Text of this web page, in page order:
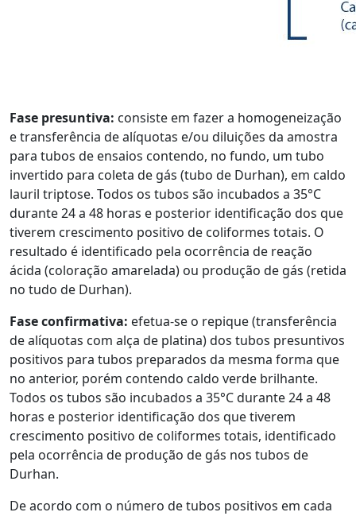
Fase presuntiva: consiste em fazer a homogeneização
e transferência de alíquotas e/ou diluições da amostra
para tubos de ensaios contendo, no fundo, um tubo
invertido para coleta de gás (tubo de Durhan), em caldo
lauril triptose. Todos os tubos são incubados a 35°C
durante 24 a 48 horas e posterior identificação dos que
tiverem crescimento positivo de coliformes totais. O
resultado é identificado pela ocorrência de reação
ácida (coloração amarelada) ou produção de gás (retida
no tudo de Durhan).
Fase confirmativa: efetua-se o repique (transferência
de alíquotas com alça de platina) dos tubos presuntivos
positivos para tubos preparados da mesma forma que
no anterior, porém contendo caldo verde brilhante.
Todos os tubos são incubados a 35°C durante 24 a 48
horas e posterior identificação dos que tiverem
crescimento positivo de coliformes totais, identificado
pela ocorrência de produção de gás nos tubos de
Durhan.
De acordo com o número de tubos positivos em cada